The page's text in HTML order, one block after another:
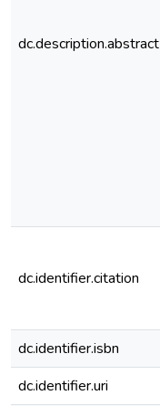
dc.description.abstract
dc.identifier.citation
dc.identifier.isbn
dc.identifier.uri